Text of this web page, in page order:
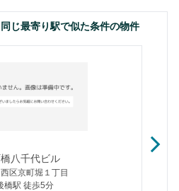
じ最寄り駅で似た条件の物件
八千代ビル
区京町堀１丁目
橋駅 徒歩5分